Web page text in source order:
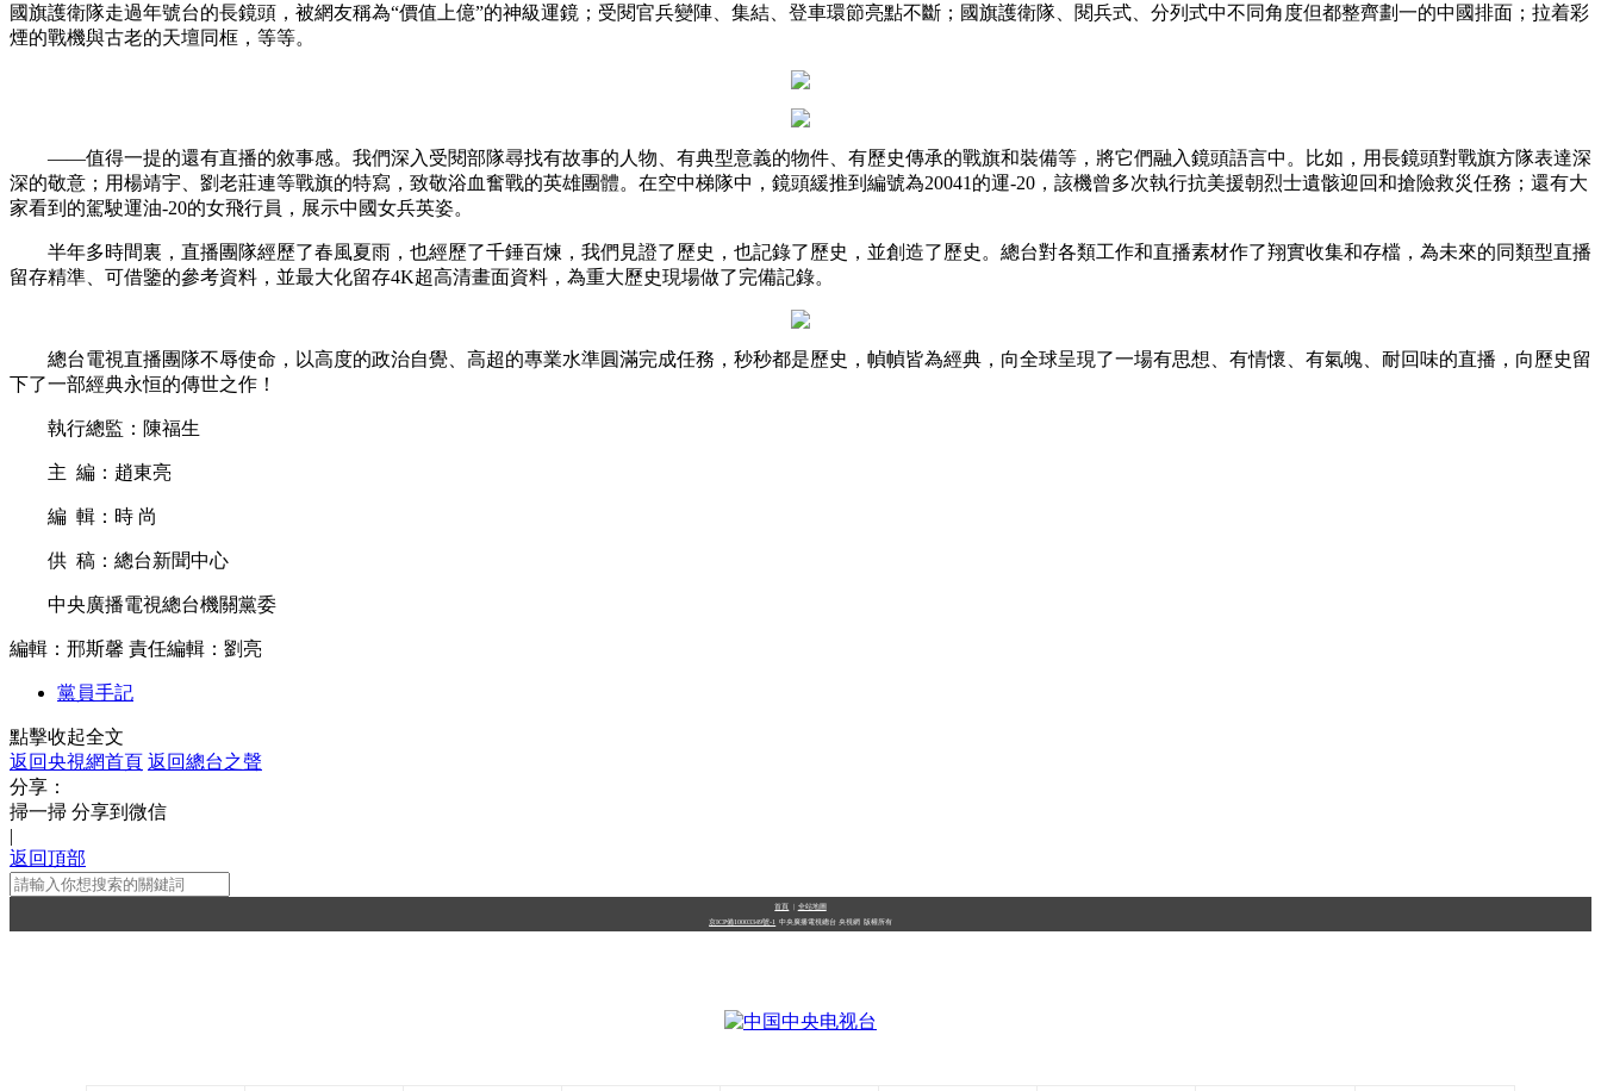
國旗護衛隊走過年號台的長鏡頭，被網友稱為“價值上億”的神級運鏡；受閱官兵變陣、集結、登車環節亮點不斷；國旗護衛隊、閱兵式、分列式中不同角度但都整齊劃一的中國排面；拉着彩
煙的戰機與古老的天壇同框，等等。
——值得一提的還有直播的敘事感。我們深入受閱部隊尋找有故事的人物、有典型意義的物件、有歷史傳承的戰旗和裝備等，將它們融入鏡頭語言中。比如，用長鏡頭對戰旗方隊表達深
深的敬意；用楊靖宇、劉老莊連等戰旗的特寫，致敬浴血奮戰的英雄團體。在空中梯隊中，鏡頭緩推到編號為20041的運-20，該機曾多次執行抗美援朝烈士遺骸迎回和搶險救災任務；還有大
家看到的駕駛運油-20的女飛行員，展示中國女兵英姿。
半年多時間裏，直播團隊經歷了春風夏雨，也經歷了千錘百煉，我們見證了歷史，也記錄了歷史，並創造了歷史。總台對各類工作和直播素材作了翔實收集和存檔，為未來的同類型直播
留存精準、可借鑒的參考資料，並最大化留存4K超高清畫面資料，為重大歷史現場做了完備記錄。
總台電視直播團隊不辱使命，以高度的政治自覺、高超的專業水準圓滿完成任務，秒秒都是歷史，幀幀皆為經典，向全球呈現了一場有思想、有情懷、有氣魄、耐回味的直播，向歷史留
下了一部經典永恒的傳世之作！
執行總監：陳福生
主 編：趙東亮
編 輯：時 尚
供 稿：總台新聞中心
中央廣播電視總台機關黨委
編輯：邢斯馨 責任編輯：劉亮
黨員手記
點擊收起全文
返回央視網首頁 返回總台之聲
分享：
掃一掃 分享到微信
|
返回頂部
首頁 全站地圖
京ICP備10003349號-1 中央廣播電視總台 央視網 版權所有